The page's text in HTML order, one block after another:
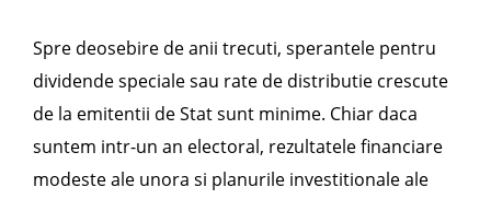
Spre deosebire de anii trecuti, sperantele pentru
dividende speciale sau rate de distributie crescute
de la emitentii de Stat sunt minime. Chiar daca
suntem intr-un an electoral, rezultatele financiare
modeste ale unora si planurile investitionale ale